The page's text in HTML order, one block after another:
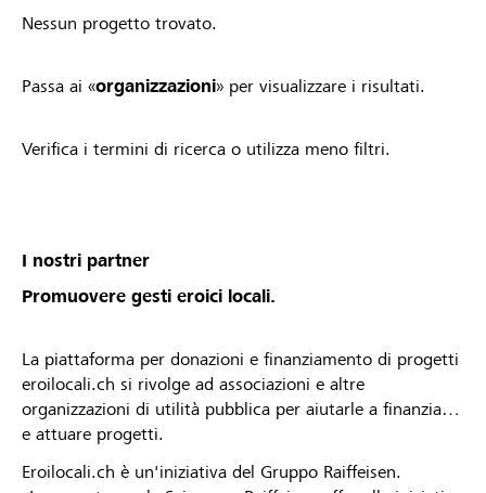
Nessun progetto trovato.
Passa ai «organizzazioni» per visualizzare i risultati.
Verifica i termini di ricerca o utilizza meno filtri.
I nostri partner
Promuovere gesti eroici locali.
La piattaforma per donazioni e finanziamento di progetti
eroilocali.ch si rivolge ad associazioni e altre
organizzazioni di utilità pubblica per aiutarle a finanziare
e attuare progetti.
Eroilocali.ch è un'iniziativa del Gruppo Raiffeisen.